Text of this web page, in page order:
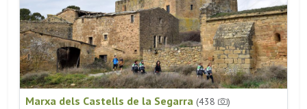
Marxa dels Castells de la Segarra (438 )